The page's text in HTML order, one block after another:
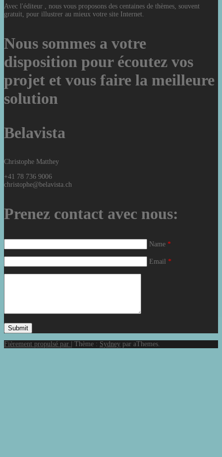
Avec l'éditeur , nous vous proposons des centaines de thèmes, souvent
gratuit, pour illustrer au mieux votre site Internet.
Nous sommes a votre
disposition pour écoutez vos
projet et vous faire la meilleure
solution
Belavista
Christophe Matthey
+41 78 736 9006
christophe@belavista.ch
Prenez contact avec nous:
Name *
Email *
Fièrement propulsé par Thème : Sydney par aThemes.